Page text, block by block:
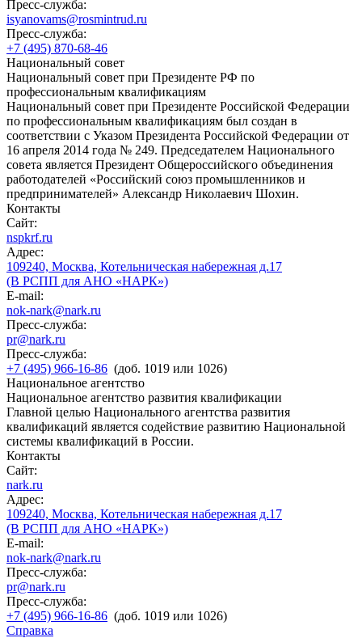
Пресс-служба:
isyanovams@rosmintrud.ru
Пресс-служба:
+7 (495) 870-68-46
Национальный совет
Национальный совет при Президенте РФ по
профессиональным квалификациям
Национальный совет при Президенте Российской Федерации
по профессиональным квалификациям был создан в
соответствии с Указом Президента Российской Федерации от
16 апреля 2014 года № 249. Председателем Национального
совета является Президент Общероссийского объединения
работодателей «Российский союз промышленников и
предпринимателей» Александр Николаевич Шохин.
Контакты
Сайт:
nspkrf.ru
Адрес:
109240, Москва, Котельническая набережная д.17
(В РСПП для АНО «НАРК»)
E-mail:
nok-nark@nark.ru
Пресс-служба:
pr@nark.ru
Пресс-служба:
+7 (495) 966-16-86 (доб. 1019 или 1026)
Национальное агентство
Национальное агентство развития квалификации
Главной целью Национального агентства развития
квалификаций является содействие развитию Национальной
системы квалификаций в России.
Контакты
Сайт:
nark.ru
Адрес:
109240, Москва, Котельническая набережная д.17
(В РСПП для АНО «НАРК»)
E-mail:
nok-nark@nark.ru
Пресс-служба:
pr@nark.ru
Пресс-служба:
+7 (495) 966-16-86 (доб. 1019 или 1026)
Справка